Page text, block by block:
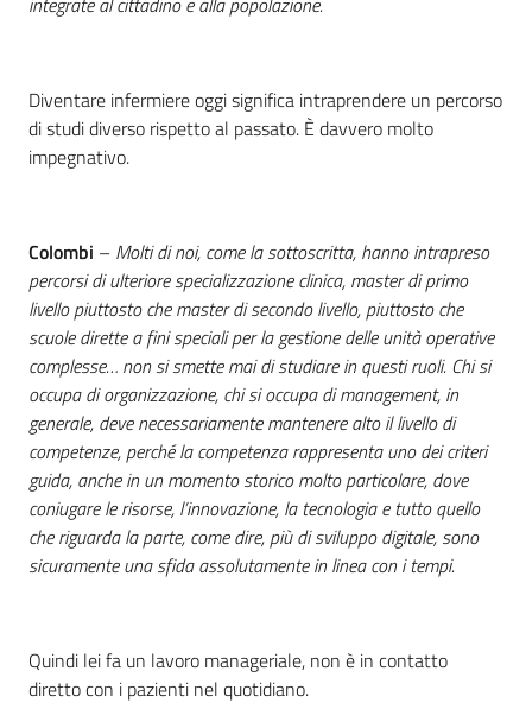
Diventare infermiere oggi significa intraprendere un percorso
di studi diverso rispetto al passato. È davvero molto
impegnativo.
Colombi – Molti di noi, come la sottoscritta, hanno intrapreso
percorsi di ulteriore specializzazione clinica, master di primo
livello piuttosto che master di secondo livello, piuttosto che
scuole dirette a fini speciali per la gestione delle unità operative
complesse… non si smette mai di studiare in questi ruoli. Chi si
occupa di organizzazione, chi si occupa di management, in
generale, deve necessariamente mantenere alto il livello di
competenze, perché la competenza rappresenta uno dei criteri
guida, anche in un momento storico molto particolare, dove
coniugare le risorse, l’innovazione, la tecnologia e tutto quello
che riguarda la parte, come dire, più di sviluppo digitale, sono
sicuramente una sfida assolutamente in linea con i tempi.
Quindi lei fa un lavoro manageriale, non è in contatto
diretto con i pazienti nel quotidiano.